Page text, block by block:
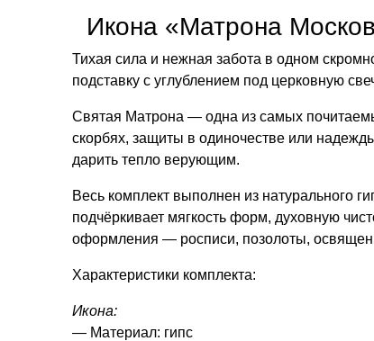
Икона «Матрона
Тихая сила и нежная забота в одном
подставку с углублением под церковную
Святая Матрона — одна из самых
скорбях, защиты в одиночестве или
дарить тепло верующим.
Весь комплект выполнен из натурального
подчёркивает мягкость форм, духовную
оформления — росписи, позолоты,
Характеристики комплекта:
Икона:
— Материал: гипс